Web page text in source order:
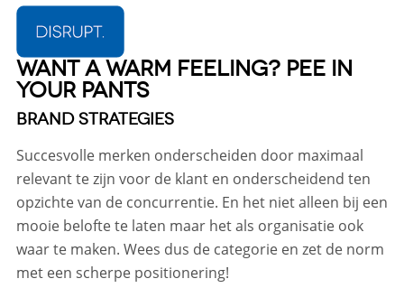
WANT A WARM FEELING? PEE IN
YOUR PANTS
BRAND STRATEGIES
Succesvolle merken onderscheiden door maximaal
relevant te zijn voor de klant en onderscheidend ten
opzichte van de concurrentie. En het niet alleen bij een
mooie belofte te laten maar het als organisatie ook
waar te maken. Wees dus de categorie en zet de norm
met een scherpe positionering!